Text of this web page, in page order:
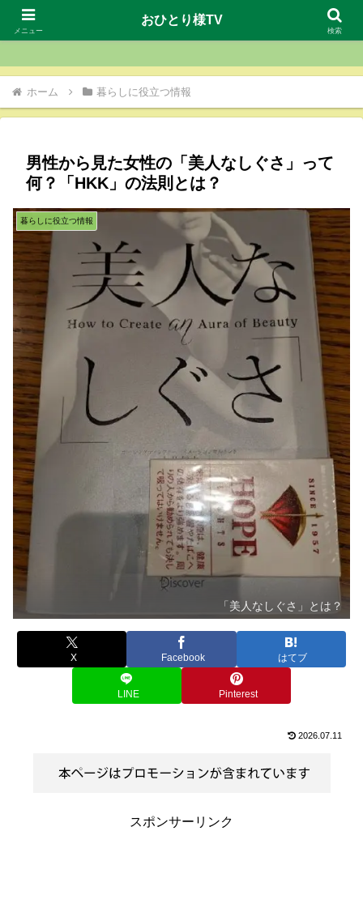
おひとり様TV
ホーム 暮らしに役立つ情報
男性から見た女性の「美人なしぐさ」って
何？「HKK」の法則とは？
暮らしに役立つ情報
「美人なしぐさ」とは？
X Facebook はてブ
LINE Pinterest
2026.07.11
スポンサーリンク
メニュー
おひとり様TV
検索